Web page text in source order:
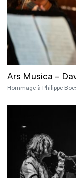
Ars Musica –
Hommage à Philippe